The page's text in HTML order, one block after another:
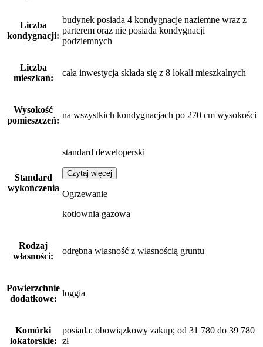
Liczba
kondygnacji:
budynek posiada 4 kondygnacje naziemne wraz z
parterem oraz nie posiada kondygnacji
podziemnych
Liczba
mieszkań:
cała inwestycja składa się z 8 lokali mieszkalnych
Wysokość
pomieszczeń:
na wszystkich kondygnacjach po 270 cm wysokości
Standard
wykończenia
standard deweloperski
Czytaj więcej
Ogrzewanie
kotłownia gazowa
Rodzaj
własności:
odrębna własność z własnością gruntu
Powierzchnie
dodatkowe:
loggia
Komórki
lokatorskie:
posiada: obowiązkowy zakup; od 31 780 do 39 780
zł